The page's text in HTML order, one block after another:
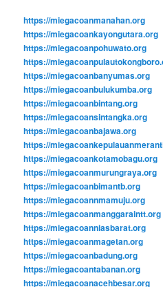
https://miegacoanmanahan.org
https://miegacoankayongutara.org
https://miegacoanpohuwato.org
https://
https://miegacoanbanyumas.org
https://miegacoanbulukumba.org
https://miegacoanbintang.org
https://miegacoansintangka.org
https://miegacoanbajawa.org
https://
https://miegacoankotamobagu.org
https://miegacoanmurungraya.org
https://miegacoanbimantb.org
https://miegacoannmamuju.org
https://miegacoanmanggaraintt.org
https://miegacoanniasbarat.org
https://miegacoanmagetan.org
https://miegacoanbadung.org
https://miegacoantabanan.org
https://miegacoanacehbesar.org